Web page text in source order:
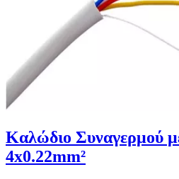
Καλώδιο Συναγερμού
4x0.22mm²